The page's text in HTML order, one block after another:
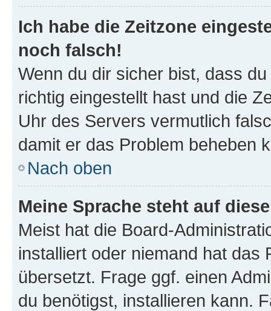
Ich habe die Zeitzone
noch falsch!
Wenn du dir sicher bist, dass
richtig eingestellt hast und die
Uhr des Servers vermutlich
damit er das Problem beheben
Nach oben
Meine Sprache steht auf
Meist hat die Board-
installiert oder niemand hat das
übersetzt. Frage ggf. einen
du benötigst, installieren kann.